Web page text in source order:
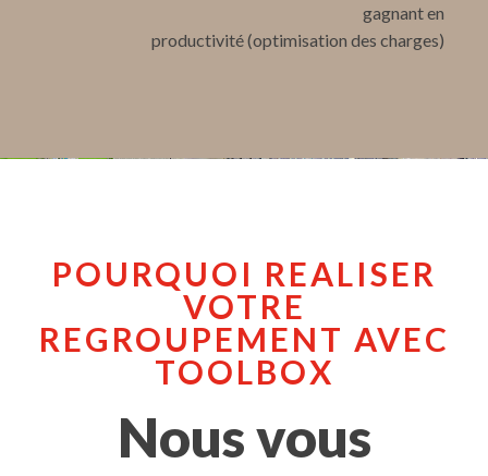
gagnant en
productivité (optimisation des charges)
POURQUOI REALISER
VOTRE
REGROUPEMENT AVEC
TOOLBOX
Nous vous